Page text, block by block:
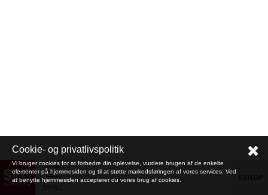
Cookie- og privatlivspolitik
Vi bruger cookies for at forbedre din oplevelse, vurdere brugen af de enkelte
elementer på hjemmesiden og til at støtte markedsføringen af vores services. Ved
at benytte hjemmesiden accepterer du vores brug af cookies.